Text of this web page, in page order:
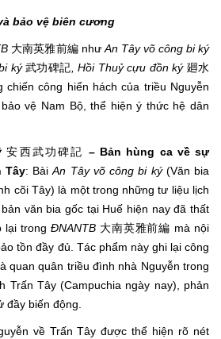
bảo vệ biên cương
大南英雅前編 như An Tây võ công bi ký
bi ký武功碑記 , Hồi Thuỷ cựu đồn ký 廻水
công hiển hách của triều Nguyễn
vệ Nam Bộ, thể hiện ý thức hệ dân
安西武功碑記 – Bản hùng ca về sự
Tây: BàiAn Tây võ công bi ký(Văn bia
cõi Tây) là một trong những tư liệu lịch
văn bia gốc tại Huế hiện nay đã thất
lại trongĐNANTB 大南英雅前編 mà nội
tồn đầy đủ. Tác phẩm này ghi lại công
quan quân triều đình nhà Nguyễn trong
Trấn Tây (Campuchia ngày nay), phản
đầy biến động.
về Trấn Tây được thể hiện rõ nét